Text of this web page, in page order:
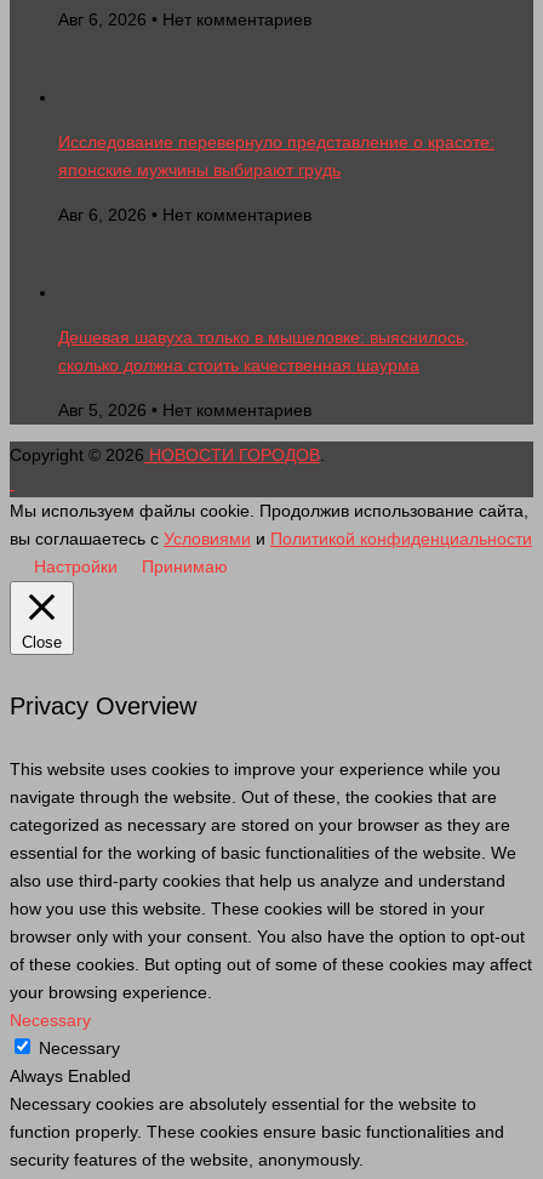
Авг 6, 2026 • Нет комментариев
Исследование перевернуло представление о красоте:
японские мужчины выбирают грудь
Авг 6, 2026 • Нет комментариев
Дешевая шавуха только в мышеловке: выяснилось,
сколько должна стоить качественная шаурма
Авг 5, 2026 • Нет комментариев
Copyright © 2026 НОВОСТИ ГОРОДОВ
Мы используем файлы cookie. Продолжив использование сайта,
вы соглашаетесь с Условиями и Политикой конфиденциальности
Настройки
Принимаю
Close
Privacy Overview
This website uses cookies to improve your experience while you
navigate through the website. Out of these, the cookies that are
categorized as necessary are stored on your browser as they are
essential for the working of basic functionalities of the website. We
also use third-party cookies that help us analyze and understand
how you use this website. These cookies will be stored in your
browser only with your consent. You also have the option to opt-out
of these cookies. But opting out of some of these cookies may affect
your browsing experience.
Necessary
Necessary
Always Enabled
Necessary cookies are absolutely essential for the website to
function properly. These cookies ensure basic functionalities and
security features of the website, anonymously.